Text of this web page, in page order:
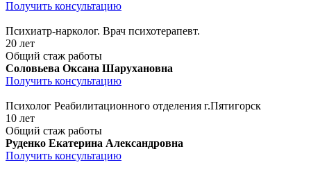
Получить консультацию
Психиатр-нарколог. Врач психотерапевт.
20 лет
Общий стаж работы
Соловьева Оксана Шарухановна
Получить консультацию
Психолог Реабилитационного отделения г.Пятигорск
10 лет
Общий стаж работы
Руденко Екатерина Александровна
Получить консультацию